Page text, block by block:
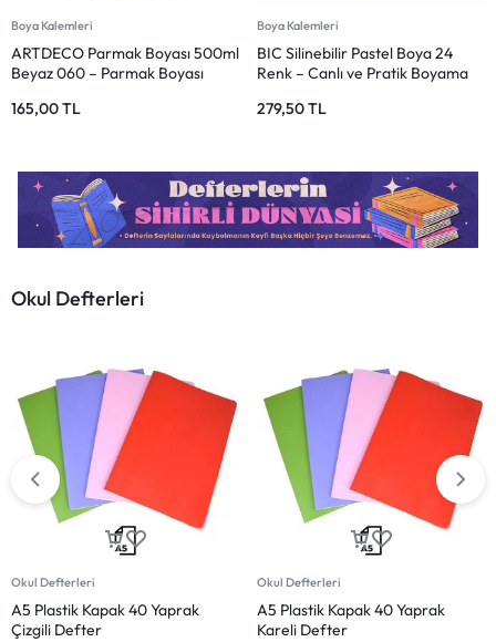
Boya Kalemleri
Pensan Kidz Keçeli Boya Kalemi
12 Renk
144,00TL
Boya Kalemleri
Pensan Kidz Kuru Boya Kalemi 12
Renk – Tam Boy
95,00TL
Okul Defterleri
Okul Defterleri
A5 Plastik Kapak 60 Yaprak
Kareli Defter
Defterler
8 Adet 72YP Spiralli Kaliteli
Defter Seti – Kareli ve Çizgili